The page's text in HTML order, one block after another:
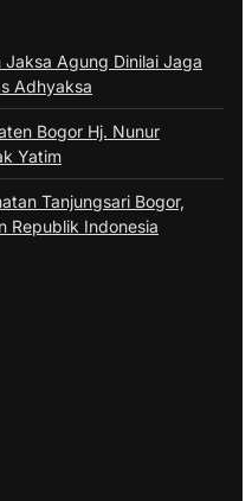
Jaksa Agung Dinilai Jaga
Adhyaksa
Bogor Hj. Nunur
Yatim
Tanjungsari Bogor,
Republik Indonesia